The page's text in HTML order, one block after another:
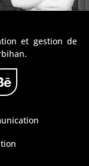
et gestion de